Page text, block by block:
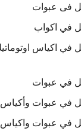
فى عبوات
في اكواب
في عبوات
في عبوات وأكياس
في عبوات واكياس